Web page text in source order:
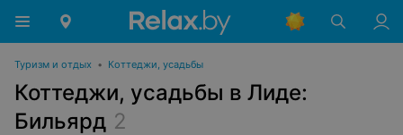
Туризм и отдых • Коттеджи, усадьбы
Коттеджи, усадьбы в Лиде:
Бильярд 2